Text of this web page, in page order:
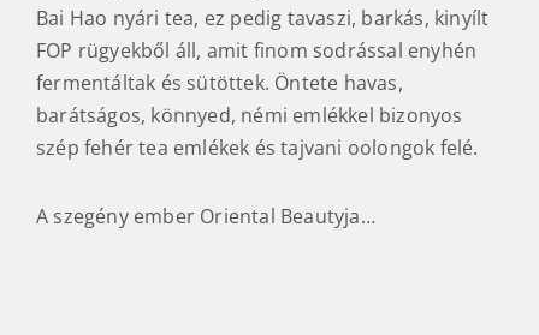
Bai Hao nyári tea, ez pedig tavaszi, barkás, kinyílt
FOP rügyekből áll, amit finom sodrással enyhén
fermentáltak és sütöttek. Öntete havas,
barátságos, könnyed, némi emlékkel bizonyos
szép fehér tea emlékek és tajvani oolongok felé.
A szegény ember Oriental Beautyja…